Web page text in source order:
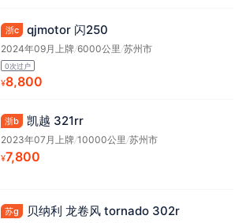
浙c qjmotor 闪250
2024年09月上牌/6000公里/苏州市
0次过户
¥8,800
浙b 凯越 321rr
2023年07月上牌/10000公里/苏州市
¥7,800
苏g 贝纳利 龙卷风 tornado 302r